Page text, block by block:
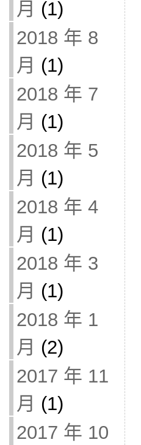
月 (1)
2018 年 8
月 (1)
2018 年 7
月 (1)
2018 年 5
月 (1)
2018 年 4
月 (1)
2018 年 3
月 (1)
2018 年 1
月 (2)
2017 年 11
月 (1)
2017 年 10